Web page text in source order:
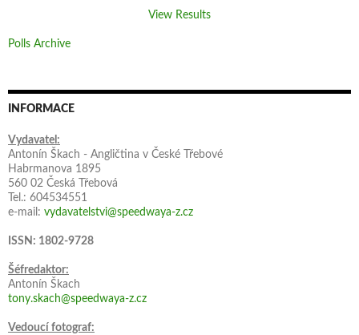
View Results
Polls Archive
INFORMACE
Vydavatel:
Antonín Škach - Angličtina v České Třebové
Habrmanova 1895
560 02 Česká Třebová
Tel.: 604534551
e-mail: vydavatelstvi@speedwaya-z.cz
ISSN: 1802-9728
Šéfredaktor:
Antonín Škach
tony.skach@speedwaya-z.cz
Vedoucí fotograf: